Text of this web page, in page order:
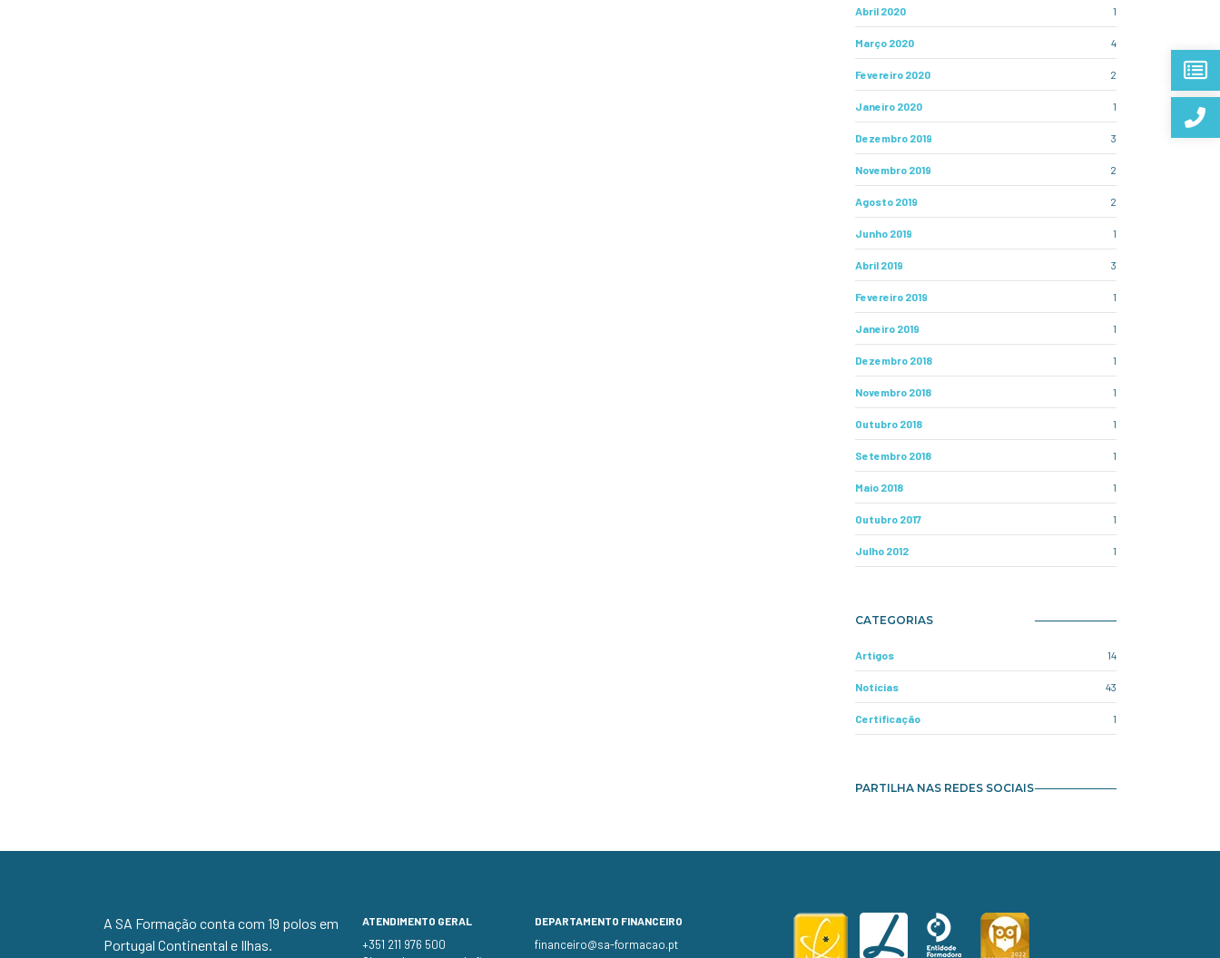
Abril 2020 1
Março 2020 4
Fevereiro 2020 2
Janeiro 2020 1
Dezembro 2019 3
Novembro 2019 2
Agosto 2019 2
Junho 2019 1
Abril 2019 3
Fevereiro 2019 1
Janeiro 2019 1
Dezembro 2018 1
Novembro 2018 1
Outubro 2018 1
Setembro 2018 1
Maio 2018 1
Outubro 2017 1
Julho 2012 1
CATEGORIAS
Artigos 14
Notícias 43
Certificação 1
PARTILHA NAS REDES SOCIAIS
A SA Formação conta com 19 polos em
Portugal Continental e Ilhas.
ATENDIMENTO GERAL
+351 211 976 500
DEPARTAMENTO FINANCEIRO
financeiro@sa-formacao.pt